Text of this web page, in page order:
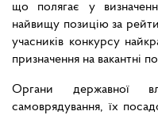
що полягає у
найвищу позицію за
учасників конкурсу
призначення на вакантні
Органи державної
самоврядування, їх